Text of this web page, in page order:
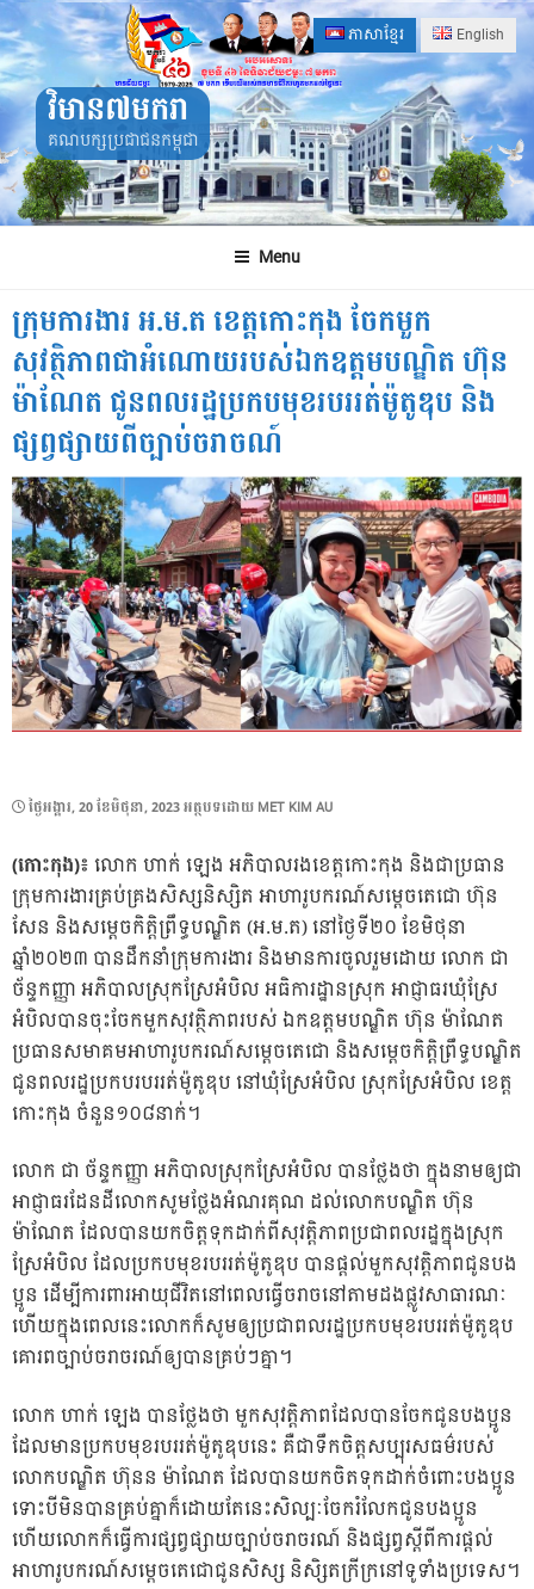
Skip
to
content
ភាសាខ្មែរ English
វិមាន៧មករា
គណបក្សប្រជាជនកម្ពុជា
Menu
ក្រុមការងារ អ.ម.ត ខេត្តកោះកុង ចែកមួក
សុវត្ថិភាពជាអំណោយរ​ប​ស់ឯកឧត្តមបណ្ឌិត ហ៊ុន
ម៉ាណែត ជូនពលរដ្ឋប្រកបមុខរបររត់ម៉ូតូឌុប និង
ផ្សព្វផ្សាយពីច្បាប់ចរាចណ៍
POSTED
ថ្ងៃ​អង្គារ, 20 ខែ​មិថុនា, 2023អត្ថបទដោយ MET KIM AU
(កោះកុង)៖លោក ហាក់ ឡេង អភិបាលរងខេត្តកោះកុង និងជាប្រធាន
ក្រុមការងារគ្រប់គ្រងសិស្សនិស្សិត អាហារូបករណ៍សម្តេចតេជោ ហ៊ុន
សែន និងសម្តេចកិត្តិព្រឹទ្ធបណ្ឌិត (អ.ម.ត) នៅថ្ងៃទី២០ ខែមិថុនា
ឆ្នាំ២០២៣ បានដឹកនាំក្រុមការងារ និងមានការចូលរួមដោយ លោក ជា
ច័ន្ទកញ្ញា អភិបាលស្រុកស្រែអំបិល អធិការដ្ឋានស្រុក អាជ្ញាធរឃុំស្រែ
អំបិលបានចុះចែកមួកសុវត្ថិភាពរបស់ ឯកឧត្តមបណ្ឌិត ហ៊ុន ម៉ាណែត
ប្រធានសមាគមអាហារូបករណ៍សម្តេចតេជោ និងសម្តេចកិត្តិព្រឹទ្ធបណ្ឌិត
ជូនពលរដ្ឋប្រកបរបររត់ម៉ូតូឌុប នៅឃុំស្រែអំបិល ស្រុកស្រែអំបិល ខេត្ត
កោះកុង ចំនួន១០៨នាក់។
លោក ជា ច័ន្ទកញ្ញា អភិបាលស្រុកស្រែអំបិល បានថ្លែងថា ក្នុងនាមឲ្យជា
អាជ្ញាធរដែនដីលោកសូមថ្លែងអំណរគុណ ដល់លោកបណ្ឌិត ហ៊ុន
ម៉ាណែត ដែលបានយកចិត្តទុកដាក់ពីសុវត្តិភាពប្រជាពលរដ្ឋក្នុងស្រុក
ស្រែអំបិល ដែលប្រកបមុខរបររត់ម៉ូតូឌុប បានផ្តល់មួកសុវត្តិភាពជូនបង
ប្អូន ដើម្បីការពារអាយុជីវិតនៅពេលធ្វើចរាចនៅតាមដងផ្លូវសាធារណៈ
ហើយក្នុងពេលនេះលោកក៏សូមឲ្យប្រជាពលរដ្ឋប្រកបមុខរបររត់ម៉ូតូឌុប
គោរពច្បាប់ចរាចរណ៍ឲ្យបានគ្រប់ៗគ្នា។
លោក ហាក់ ឡេង បានថ្លែងថា មួកសុវត្តិភាពដែលបានចែកជូនបងប្អូន
ដែលមានប្រកបមុខរបររត់ម៉ូតូឌុបនេះ គឺជាទឹកចិត្តសប្បុរសធម៌របស់
លោកបណ្ឌិត ហ៊ុនន ម៉ាណែត ដែលបានយកចិតទុកដាក់ចំពោះបងប្អូន
ទោះបីមិនបានគ្រប់គ្នាក៏ដោយតែនេះសិល្បៈចែករំលែកជូនបងប្អូន
ហើយលោកក៏ធ្វើការផ្សព្វផ្សាយច្បាប់ចរាចរណ៍ និងផ្សព្វស្តីពីការផ្តល់
អាហារូបករណ៍សម្តេចតេជោជូនសិស្ស និសិ្សតក្រីក្រនៅទូទាំងប្រទេស។